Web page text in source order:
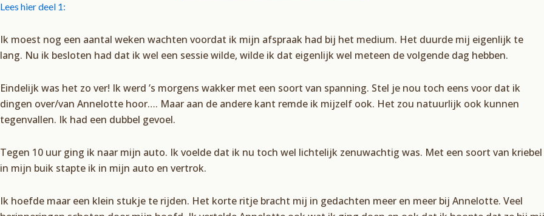
Lees hier deel 1:
Ik moest nog een aantal weken wachten voordat ik mijn afspraak had bij het medium. Het duurde mij eigenlijk te
lang. Nu ik besloten had dat ik wel een sessie wilde, wilde ik dat eigenlijk wel meteen de volgende dag hebben.
Eindelijk was het zo ver! Ik werd ’s morgens wakker met een soort van spanning. Stel je nou toch eens voor dat ik
dingen over/van Annelotte hoor…. Maar aan de andere kant remde ik mijzelf ook. Het zou natuurlijk ook kunnen
tegenvallen. Ik had een dubbel gevoel.
Tegen 10 uur ging ik naar mijn auto. Ik voelde dat ik nu toch wel lichtelijk zenuwachtig was. Met een soort van kriebel
in mijn buik stapte ik in mijn auto en vertrok.
Ik hoefde maar een klein stukje te rijden. Het korte ritje bracht mij in gedachten meer en meer bij Annelotte. Veel